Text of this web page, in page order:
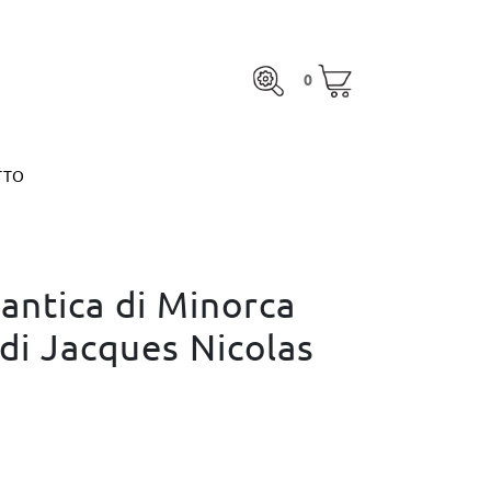
0
0,00 €
di Minorca
Jacques Nicolas